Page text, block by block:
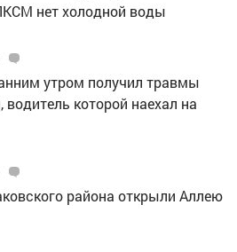
нет холодной воды
утром получил травмы
которой наехал на
района открыли Аллею